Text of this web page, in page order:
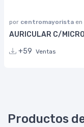
por centromayorista en
AURICULAR C/
+59 Ventas
Productos